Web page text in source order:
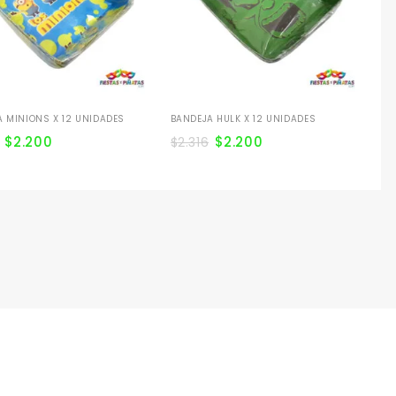
MINIONS X 12 UNIDADES
$2.200
BANDEJA HULK X 12 UNIDADES
$2.316 $2.200